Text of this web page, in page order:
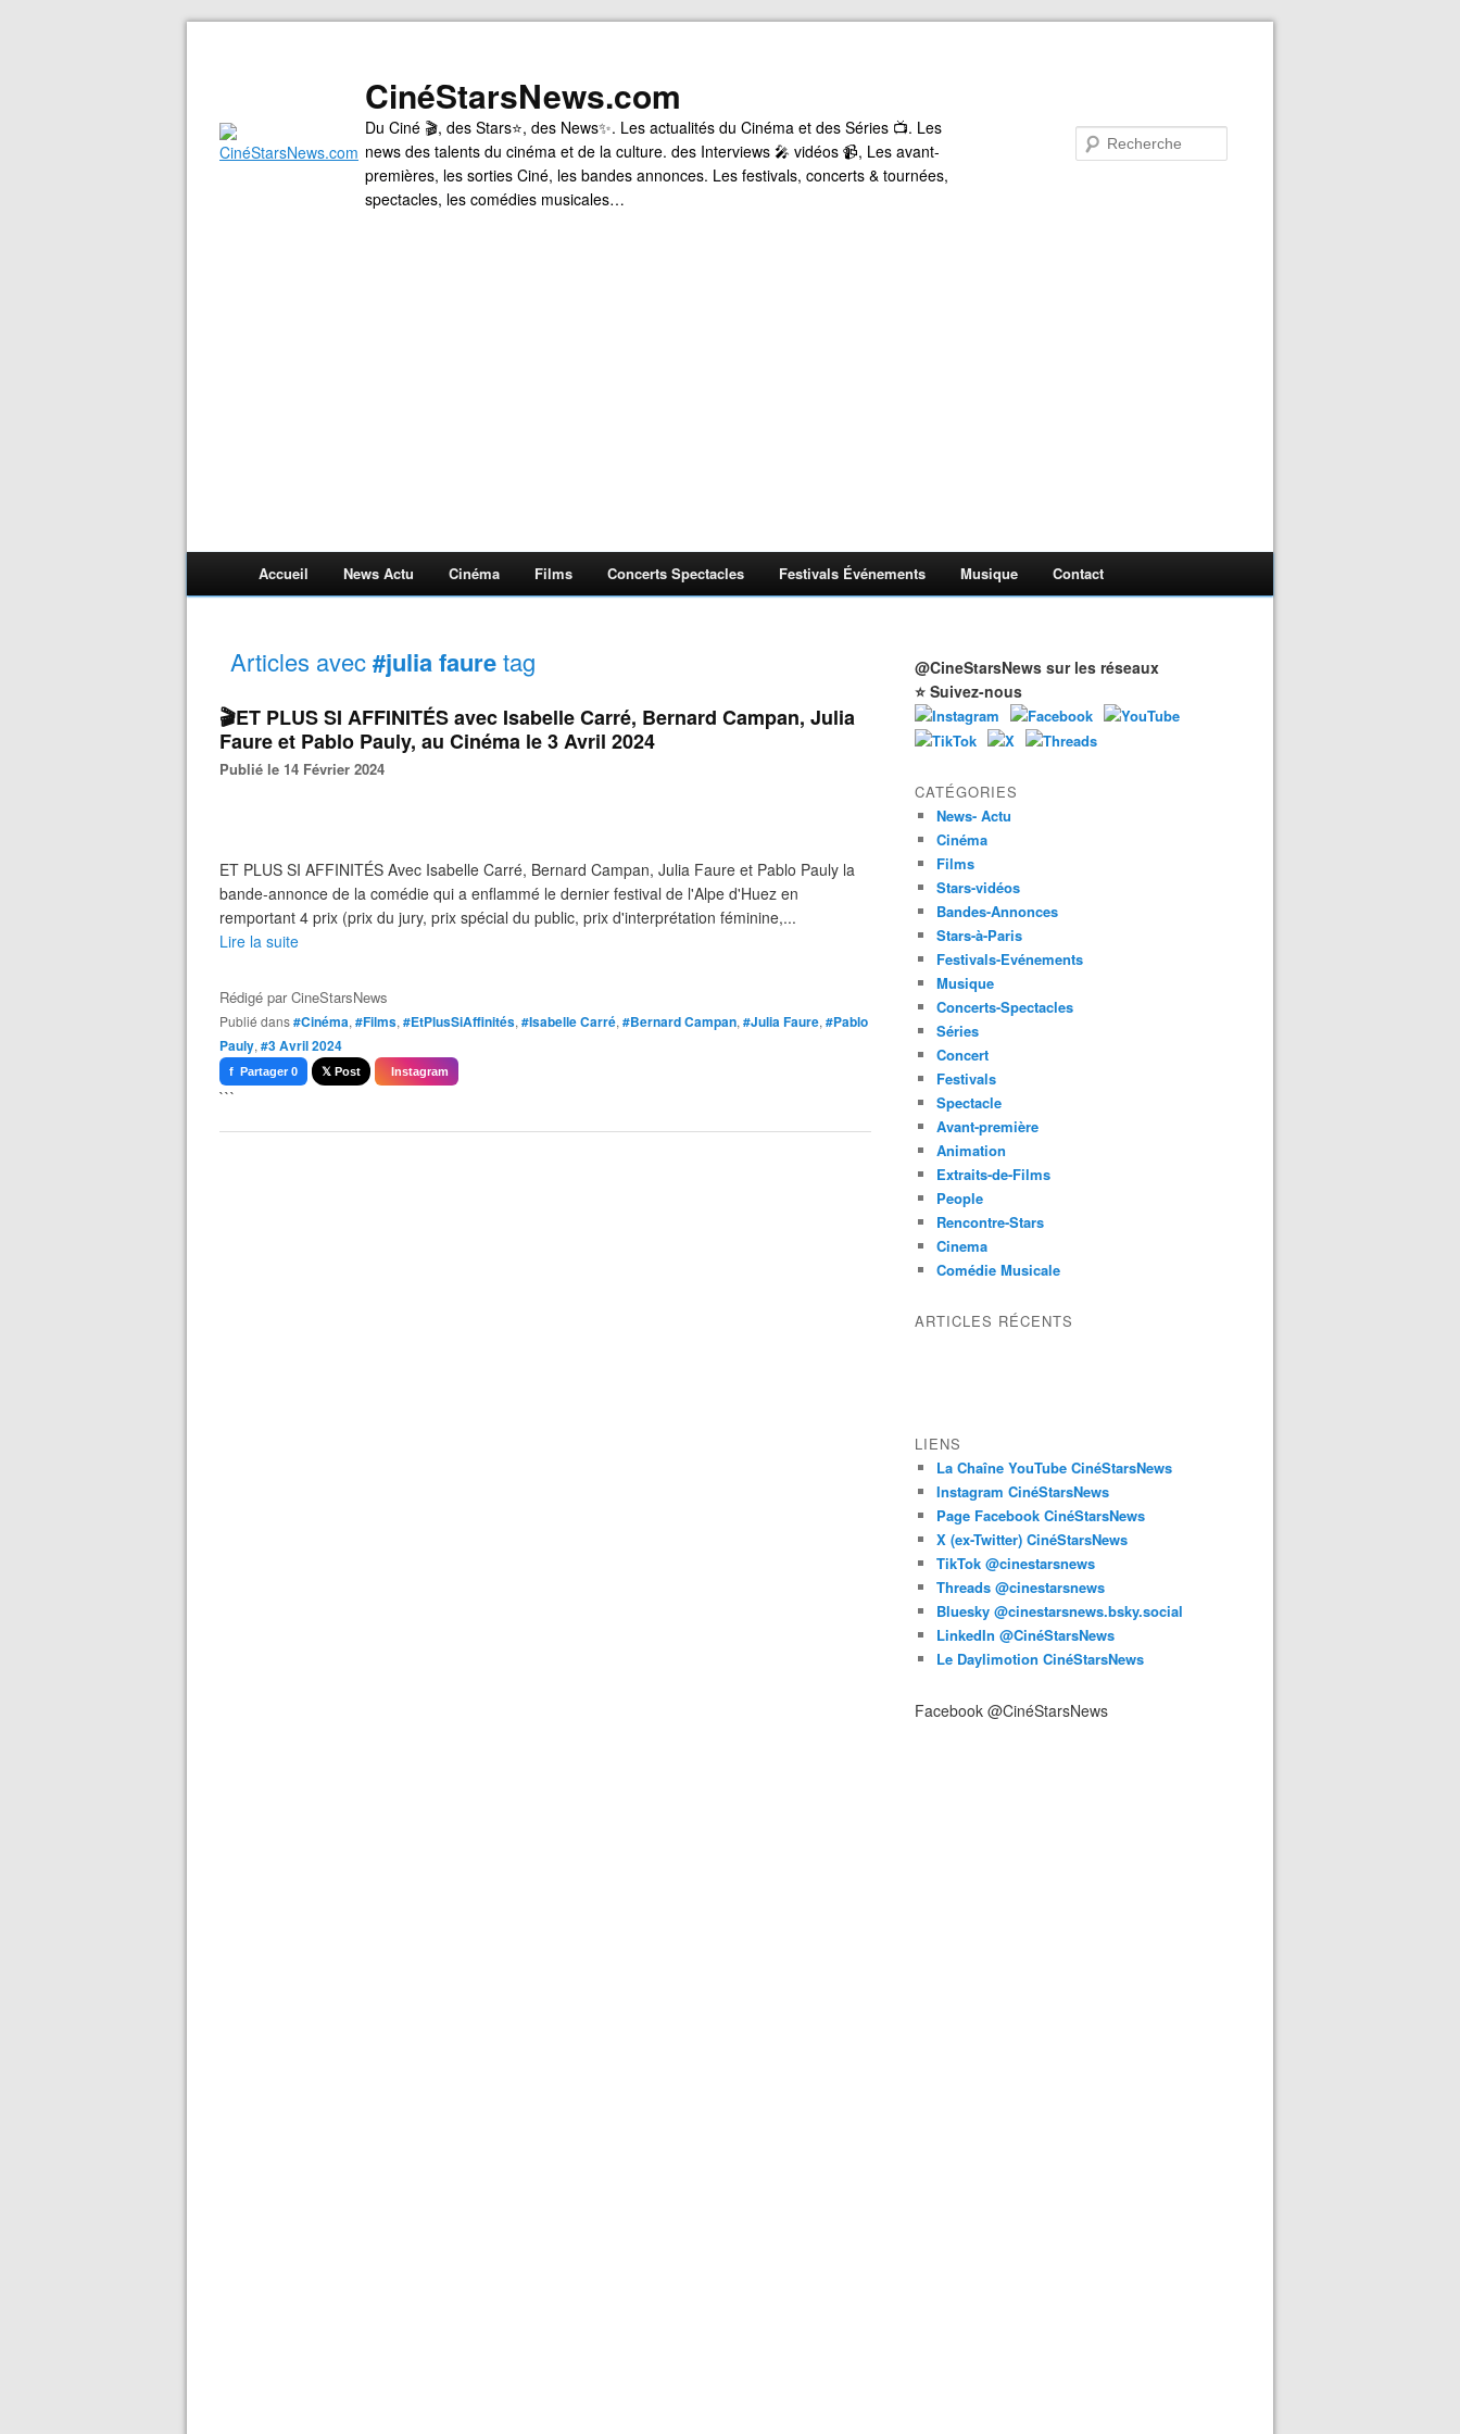
CinéStarsNews.com
Du Ciné 🎬, des Stars⭐, des News✨. Les actualités du Cinéma et des Séries 📺. Les
news des talents du cinéma et de la culture. des Interviews 🎤 vidéos 📹, Les avant-
premières, les sorties Ciné, les bandes annonces. Les festivals, concerts & tournées,
spectacles, les comédies musicales…
Accueil News Actu Cinéma Films Concerts Spectacles Festivals Événements Musique Contact
Articles avec#julia fauretag
🎬ET PLUS SI AFFINITÉS avec Isabelle Carré, Bernard Campan, Julia
Faure et Pablo Pauly, au Cinéma le 3 Avril 2024
Publié le 14 Février 2024
ET PLUS SI AFFINITÉS Avec Isabelle Carré, Bernard Campan, Julia Faure et Pablo Pauly la
bande-annonce de la comédie qui a enflammé le dernier festival de l'Alpe d'Huez en
remportant 4 prix (prix du jury, prix spécial du public, prix d'interprétation féminine,...
Lire la suite
Rédigé parCineStarsNews
Publié dans#Cinéma, #Films, #EtPlusSiAffinités, #Isabelle Carré, #Bernard Campan, #Julia Faure, #Pablo
Pauly, #3 Avril 2024
f Partager 0 𝕏 Post Instagram
```
@CineStarsNews sur les réseaux
⭐ Suivez-nous
CATÉGORIES
News- Actu
Cinéma
Films
Stars-vidéos
Bandes-Annonces
Stars-à-Paris
Festivals-Evénements
Musique
Concerts-Spectacles
Séries
Concert
Festivals
Spectacle
Avant-première
Animation
Extraits-de-Films
People
Rencontre-Stars
Cinema
Comédie Musicale
ARTICLES RÉCENTS
LIENS
La Chaîne YouTube CinéStarsNews
Instagram CinéStarsNews
Page Facebook CinéStarsNews
X (ex-Twitter) CinéStarsNews
TikTok @cinestarsnews
Threads @cinestarsnews
Bluesky @cinestarsnews.bsky.social‬
LinkedIn @CinéStarsNews
Le Daylimotion CinéStarsNews
Facebook @CinéStarsNews